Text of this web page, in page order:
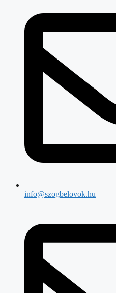
info@szogbelovok.hu